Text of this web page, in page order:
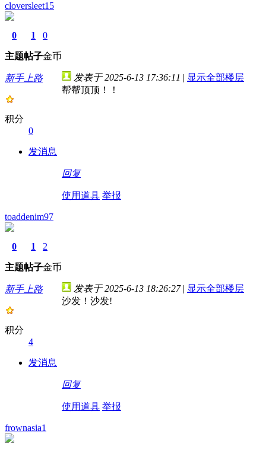
cloversleet15
0
主题
1
帖子
0
金币
新手上路
积分
0
发消息
发表于 2025-6-13 17:36:11 | 显示全部楼层
帮帮顶顶！！
回复
使用道具 举报
toaddenim97
0
主题
1
帖子
2
金币
新手上路
积分
4
发消息
发表于 2025-6-13 18:26:27 | 显示全部楼层
沙发！沙发!
回复
使用道具 举报
frownasia1